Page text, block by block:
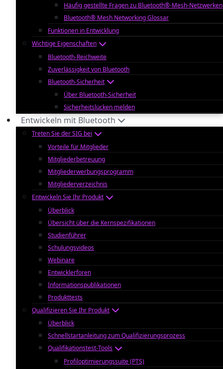
Häufig gestellte Fragen zu Bluetooth®-Mesh-Netzwerken
Bluetooth® Mesh Networking Glossar
Funktionen in Entwicklung
Wichtige Eigenschaften
Bluetooth-Reichweite
Zuverlässigkeit von Bluetooth
Bluetooth-Sicherheit
Über Bluetooth-Sicherheit
Sicherheitslücken melden
Entwickeln mit Bluetooth
Treten Sie der SIG bei
Vorteile für Mitglieder
Mitgliederbetreuung
Mitgliederwerbungsprogramm
Mitgliederverzeichnis
Entwickeln Sie Ihr Produkt
Überblick
Übersicht über die Kernspezifikationen
Studienführer
Schulungsvideos
Webinare
Entwicklerforen
Informationspublikationen
Produkttests
Qualifizieren Sie Ihr Produkt
Überblick
Schnellstartanleitung zum Qualifizierungsprozess
Qualifikationstest-Tools
Profiloptimierungssuite (PTS)